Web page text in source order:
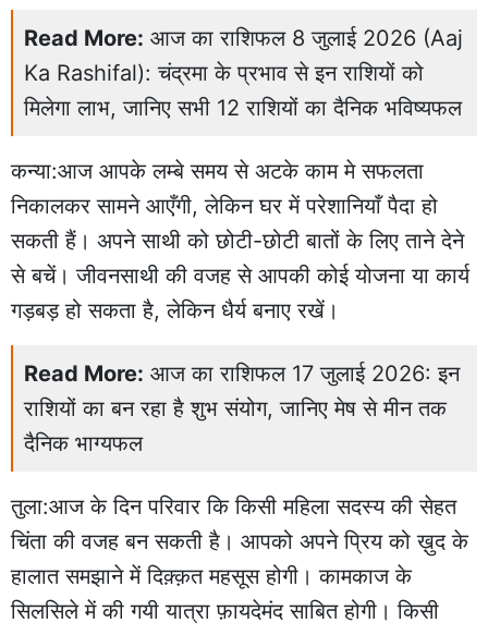
Read More: आज का राशिफल 8 जुलाई 2026 (Aaj
Ka Rashifal): चंद्रमा के प्रभाव से इन राशियों को
मिलेगा लाभ, जानिए सभी 12 राशियों का दैनिक भविष्यफल
कन्या:आज आपके लम्बे समय से अटके काम मे सफलता
निकालकर सामने आएँगी, लेकिन घर में परेशानियाँ पैदा हो
सकती हैं। अपने साथी को छोटी-छोटी बातों के लिए ताने देने
से बचें। जीवनसाथी की वजह से आपकी कोई योजना या कार्य
गड़बड़ हो सकता है, लेकिन धैर्य बनाए रखें।
Read More: आज का राशिफल 17 जुलाई 2026: इन
राशियों का बन रहा है शुभ संयोग, जानिए मेष से मीन तक
दैनिक भाग्यफल
तुला:आज के दिन परिवार कि किसी महिला सदस्य की सेहत
चिंता की वजह बन सकती है। आपको अपने प्रिय को ख़ुद के
हालात समझाने में दिक़्क़त महसूस होगी। कामकाज के
सिलसिले में की गयी यात्रा फ़ायदेमंद साबित होगी। किसी